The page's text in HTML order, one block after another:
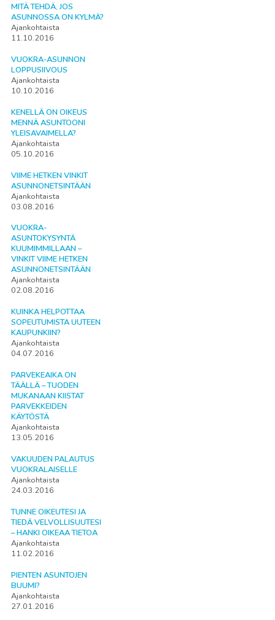
MITÄ TEHDÄ, JOS
ASUNNOSSA ON KYLMÄ?
Ajankohtaista
11.10.2016
VUOKRA-ASUNNON
LOPPUSIIVOUS
Ajankohtaista
10.10.2016
KENELLÄ ON OIKEUS
MENNÄ ASUNTOONI
YLEISAVAIMELLA?
Ajankohtaista
05.10.2016
VIIME HETKEN VINKIT
ASUNNONETSINTÄÄN
Ajankohtaista
03.08.2016
VUOKRA-
ASUNTOKYSYNTÄ
KUUMIMMILLAAN –
VINKIT VIIME HETKEN
ASUNNONETSINTÄÄN
Ajankohtaista
02.08.2016
KUINKA HELPOTTAA
SOPEUTUMISTA UUTEEN
KAUPUNKIIN?
Ajankohtaista
04.07.2016
PARVEKEAIKA ON
TÄÄLLÄ – TUODEN
MUKANAAN KIISTAT
PARVEKKEIDEN
KÄYTÖSTÄ
Ajankohtaista
13.05.2016
VAKUUDEN PALAUTUS
VUOKRALAISELLE
Ajankohtaista
24.03.2016
TUNNE OIKEUTESI JA
TIEDÄ VELVOLLISUUTESI
– HANKI OIKEAA TIETOA
Ajankohtaista
11.02.2016
PIENTEN ASUNTOJEN
BUUMI?
Ajankohtaista
27.01.2016